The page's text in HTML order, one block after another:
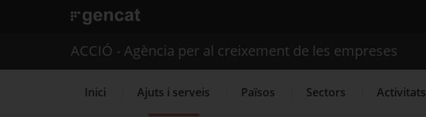
. Obre en una nova finestra.
ACCIÓ - Agència per al creixement de les empreses
Inici Ajuts i serveis Països Sectors Activitats